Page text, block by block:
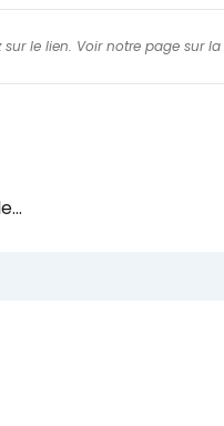
le lien. Voir notre page sur la